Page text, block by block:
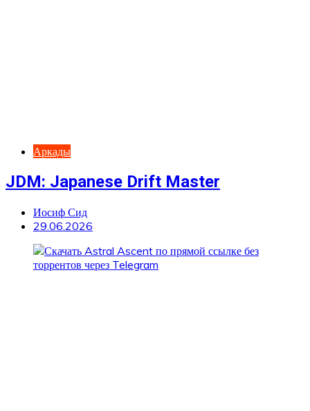
Аркады
JDM: Japanese Drift Master
Иосиф Сид
29.06.2026